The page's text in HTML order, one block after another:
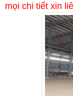
mọi chi tiết xin